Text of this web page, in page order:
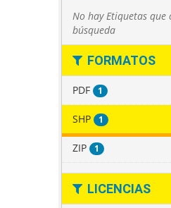
No hay Etiquetas que
búsqueda
FORMATOS
PDF 1
SHP 1
ZIP 1
LICENCIAS